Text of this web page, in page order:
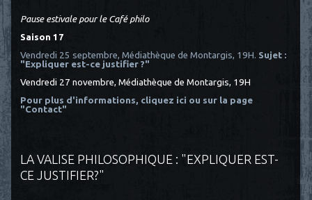
Pause estivale pour le Café philo
Saison 17
Vendredi 25 septembre, Médiathèque de Montargis, 19H. Sujet :
"Expliquer est-ce justifier ?"
Vendredi 27 novembre, Médiathèque de Montargis, 19H
Pour plus d'informations, cliquez ici ou sur la page
"Contact"
LA VALISE PHILOSOPHIQUE : "EXPLIQUER EST-
CE JUSTIFIER?"